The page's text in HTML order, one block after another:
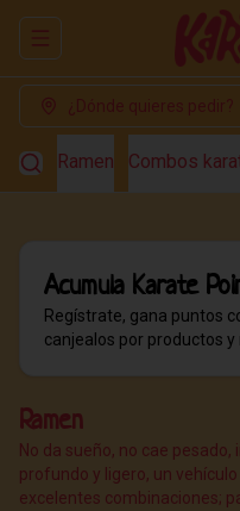
Abrir menu de navegación
¿Dónde quieres pedir?
Ramen Combos
Acumula Karate
Regístrate, gana puntos
canjealos por productos y
Ramen
No da sueño, no cae
profundo y ligero, un
excelentes combinaciones;